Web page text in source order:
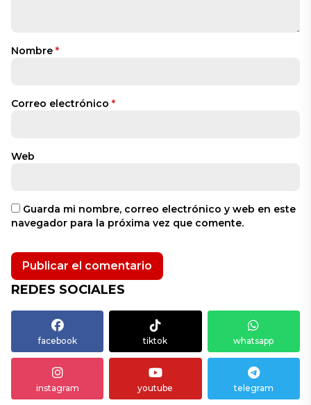
Nombre *
Correo electrónico *
Web
Guarda mi nombre, correo electrónico y web en este
navegador para la próxima vez que comente.
REDES SOCIALES
facebook tiktok whatsapp
instagram youtube telegram